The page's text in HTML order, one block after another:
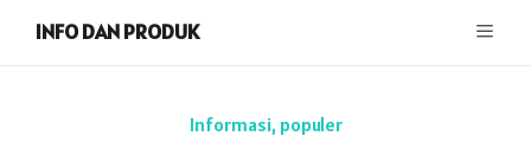
INFO DAN PRODUK
Informasi, populer